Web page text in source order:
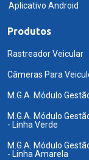
Aplicativo Android
Produtos
Rastreador Veicular
Câmeras Para
M.G.A. Módulo
M.G.A. Módulo
- Linha Verde
M.G.A. Módulo
- Linha Amarela